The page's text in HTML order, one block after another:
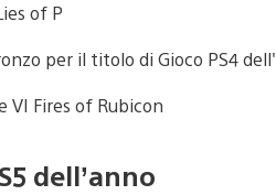
of P
VI Fires of Rubicon
dell’anno